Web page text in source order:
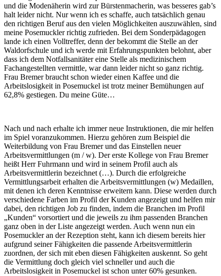
und die Modenäherin wird zur Bürstenmacherin, was besseres gab’s
halt leider nicht. Nur wenn ich es schaffe, auch tatsächlich genau
den richtigen Beruf aus den vielen Möglichkeiten auszuwählen, sind
meine Posemuckler richtig zufrieden. Bei dem Sonderpädagogen
lande ich einen Volltreffer, denn der bekommt die Stelle an der
Waldorfschule und ich werde mit Erfahrungspunkten belohnt, aber
dass ich dem Notfallsanitäter eine Stelle als medizinischem
Fachangestellten vermittle, war dann leider nicht so ganz richtig.
Frau Bremer braucht schon wieder einen Kaffee und die
Arbeitslosigkeit in Posemuckel ist trotz meiner Bemühungen auf
62,8% gestiegen. Du meine Güte…
Nach und nach erhalte ich immer neue Instruktionen, die mir helfen
im Spiel voranzukommen. Hierzu gehören zum Beispiel die
Weiterbildung von Frau Bremer und das Einstellen neuer
Arbeitsvermittlungen (m / w). Der erste Kollege von Frau Bremer
heißt Herr Fuhrmann und wird in seinem Profil auch als
Arbeitsvermittlerin bezeichnet (…). Durch die erfolgreiche
Vermittlungsarbeit erhalten die Arbeitsvermittlungen (w) Medaillen,
mit denen ich deren Kenntnisse erweitern kann. Diese werden durch
verschiedene Farben im Profil der Kunden angezeigt und helfen mir
dabei, den richtigen Job zu finden, indem die Branchen im Profil
„Kunden“ vorsortiert und die jeweils zu ihm passenden Branchen
ganz oben in der Liste angezeigt werden. Auch wenn nun ein
Posemuckler an der Rezeption steht, kann ich diesem bereits hier
aufgrund seiner Fähigkeiten die passende Arbeitsvermittlerin
zuordnen, der sich mit eben diesen Fähigkeiten auskennt. So geht
die Vermittlung doch gleich viel schneller und auch die
Arbeitslosigkeit in Posemuckel ist schon unter 60% gesunken.